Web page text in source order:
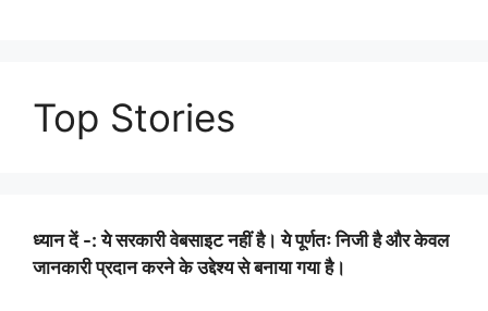
Top Stories
ध्यान दें -: ये सरकारी वेबसाइट नहीं है। ये पूर्णतः निजी है और केवल
जानकारी प्रदान करने के उद्देश्य से बनाया गया है।